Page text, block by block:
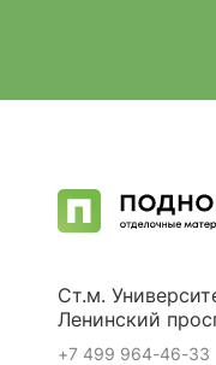
Ст.м.
Ленинский
+7 499 964-46-33